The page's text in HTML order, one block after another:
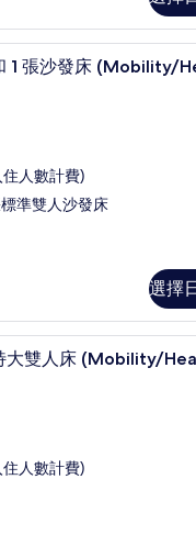
55-吋智慧型電視
1 張沙發床 (Mobility/
人數計費)
準雙人沙發床
選擇
55-吋智慧型電視
大雙人床 (Mobility/
人數計費)